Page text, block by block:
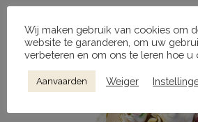
Wij maken gebruik van cookies om
website te garanderen, om uw
verbeteren en om ons te leren hoe u
Aanvaarden Weiger